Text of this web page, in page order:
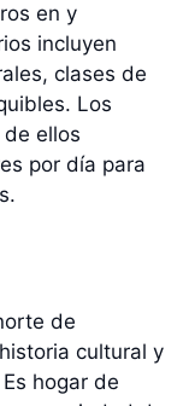
en y
incluyen
clases de
Los
ellos
por día para
de
cultural y
hogar de